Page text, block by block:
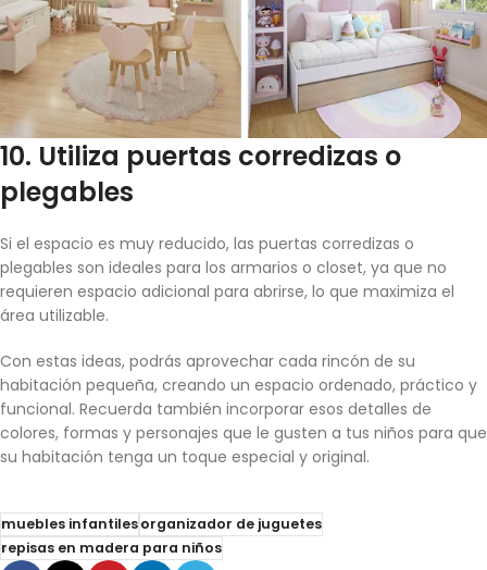
10. Utiliza puertas corredizas o
plegables
Si el espacio es muy reducido, las puertas corredizas o
plegables son ideales para los armarios o closet, ya que no
requieren espacio adicional para abrirse, lo que maximiza el
área utilizable.
Con estas ideas, podrás aprovechar cada rincón de su
habitación pequeña, creando un espacio ordenado, práctico y
funcional. Recuerda también incorporar esos detalles de
colores, formas y personajes que le gusten a tus niños para que
su habitación tenga un toque especial y original.
muebles infantilesorganizador de juguetes
repisas en madera para niños